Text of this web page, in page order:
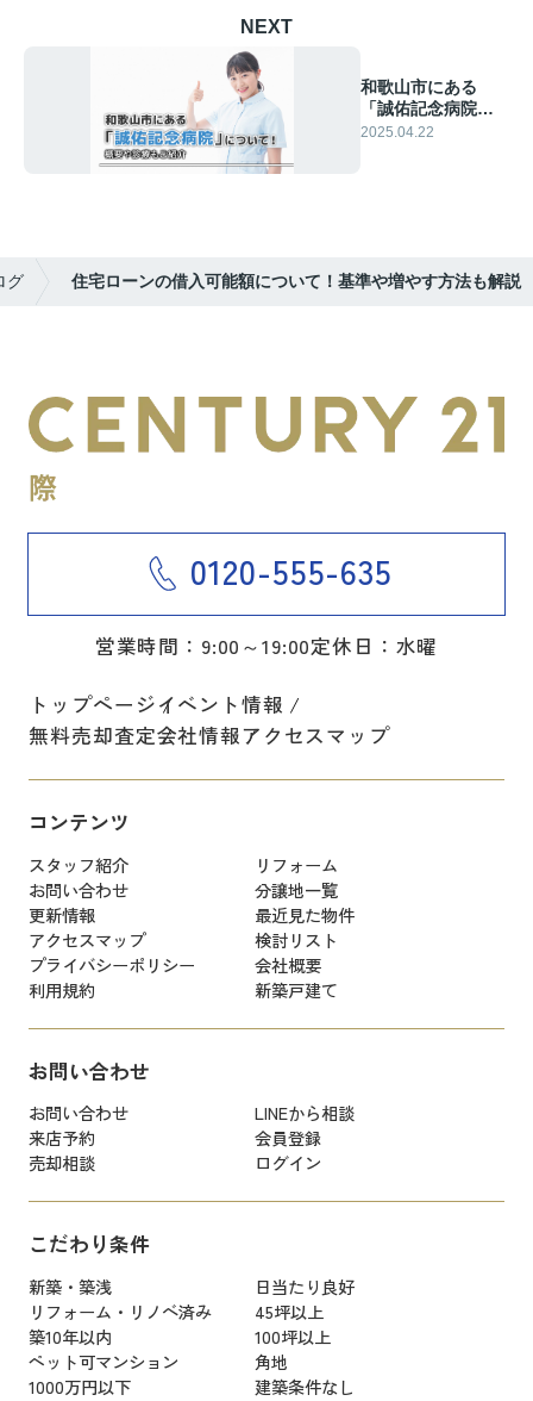
NEXT
和歌山市にある
「誠佑記念病院」
について！概要や
2025.04.22
グ 住宅ローンの借入可能額について！基準や増やす方法も解説
0120-555-635
営業時間：9:00～19:00定休日：水曜
トップページイベント情報
無料売却査定会社情報アクセスマップ
コンテンツ
スタッフ紹介
リフォーム
お問い合わせ
分譲地一覧
更新情報
最近見た物件
アクセスマップ
検討リスト
プライバシーポリシー
会社概要
利用規約
新築戸建て
お問い合わせ
お問い合わせ
LINEから相談
来店予約
会員登録
売却相談
ログイン
こだわり条件
新築・築浅
日当たり良好
リフォーム・リノベ済み
45坪以上
築10年以内
100坪以上
ペット可マンション
角地
1000万円以下
建築条件なし